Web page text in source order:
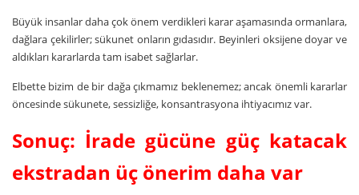
Büyük insanlar daha çok önem verdikleri karar aşamasında ormanlara,
dağlara çekilirler; sükunet onların gıdasıdır. Beyinleri oksijene doyar ve
aldıkları kararlarda tam isabet sağlarlar.
Elbette bizim de bir dağa çıkmamız beklenemez; ancak önemli kararlar
öncesinde sükunete, sessizliğe, konsantrasyona ihtiyacımız var.
Sonuç: İrade gücüne güç katacak
ekstradan üç önerim daha var